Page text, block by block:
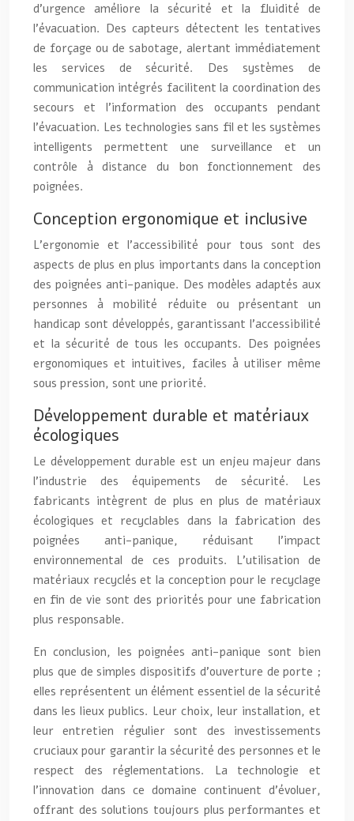
d’urgence améliore la sécurité et la fluidité de
l’évacuation. Des capteurs détectent les tentatives
de forçage ou de sabotage, alertant immédiatement
les services de sécurité. Des systèmes de
communication intégrés facilitent la coordination des
secours et l’information des occupants pendant
l’évacuation. Les technologies sans fil et les systèmes
intelligents permettent une surveillance et un
contrôle à distance du bon fonctionnement des
poignées.
Conception ergonomique et inclusive
L’ergonomie et l’accessibilité pour tous sont des
aspects de plus en plus importants dans la conception
des poignées anti-panique. Des modèles adaptés aux
personnes à mobilité réduite ou présentant un
handicap sont développés, garantissant l’accessibilité
et la sécurité de tous les occupants. Des poignées
ergonomiques et intuitives, faciles à utiliser même
sous pression, sont une priorité.
Développement durable et matériaux
écologiques
Le développement durable est un enjeu majeur dans
l’industrie des équipements de sécurité. Les
fabricants intègrent de plus en plus de matériaux
écologiques et recyclables dans la fabrication des
poignées anti-panique, réduisant l’impact
environnemental de ces produits. L’utilisation de
matériaux recyclés et la conception pour le recyclage
en fin de vie sont des priorités pour une fabrication
plus responsable.
En conclusion, les poignées anti-panique sont bien
plus que de simples dispositifs d’ouverture de porte ;
elles représentent un élément essentiel de la sécurité
dans les lieux publics. Leur choix, leur installation, et
leur entretien régulier sont des investissements
cruciaux pour garantir la sécurité des personnes et le
respect des réglementations. La technologie et
l’innovation dans ce domaine continuent d’évoluer,
offrant des solutions toujours plus performantes et